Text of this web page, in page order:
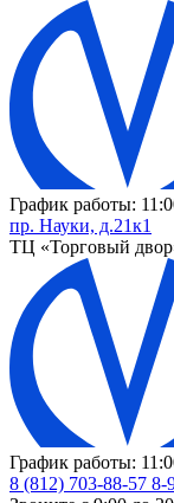
График работы:
пр. Науки, д.21к1
ТЦ «Торговый
График работы:
8 (812) 703-88-57 8-